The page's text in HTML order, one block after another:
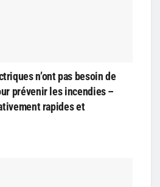
n’ont pas besoin de
prévenir les incendies –
rapides et